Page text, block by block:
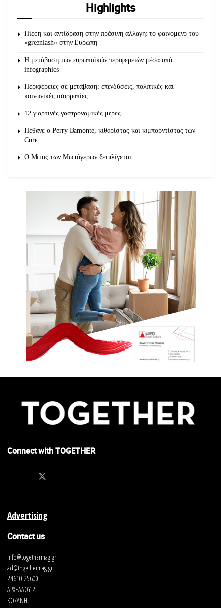
Highlights
Πίεση και αντίδραση στην πράσινη αλλαγή: το φαινόμενο του
«greenlash» στην Ευρώπη
Η μετάβαση των ευρωπαϊκών περιφερειών μέσα από
infographics
Περιφέρειες σε μετάβαση: επενδύσεις, πολιτικές και
κοινωνικές ισορροπίες
12 γιορτινές γαστρονομικές μέρες
Πέθανε ο Perry Bamonte, κιθαρίστας και κιμπορντίστας των
Cure
O Μίτος των Μωμόγερων ξετυλίγεται
Connect with TOGETHER
Advertising
Contact us
info@togethermag.gr
ad@togethermag.gr
24610 25600
ΑΡΧΕΛΑΟΥ 25
ΚΟΖΑΝΗ